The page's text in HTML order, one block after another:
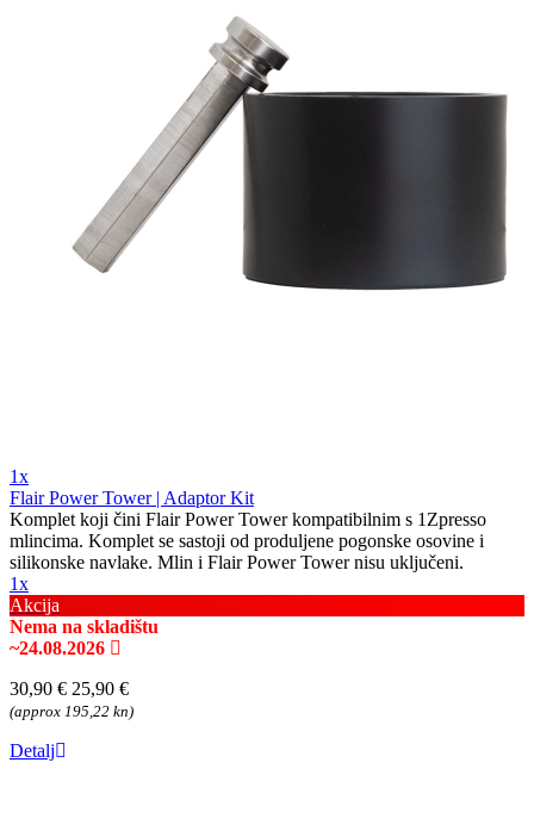
1x
Flair Power Tower | Adaptor Kit
Komplet koji čini Flair Power Tower kompatibilnim s 1Zpresso
mlincima. Komplet se sastoji od produljene pogonske osovine i
silikonske navlake. Mlin i Flair Power Tower nisu uključeni.
1x
Akcija
Nema na skladištu
~24.08.2026
30,90 € 25,90 €
(approx 195,22 kn)
Detalj